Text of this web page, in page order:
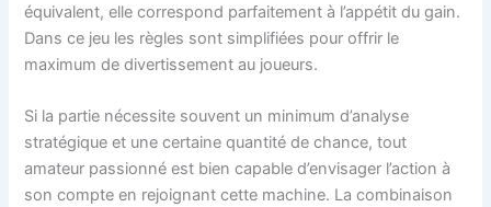
équivalent, elle correspond parfaitement à l’appétit du gain.
Dans ce jeu les règles sont simplifiées pour offrir le
maximum de divertissement au joueurs.
Si la partie nécessite souvent un minimum d’analyse
stratégique et une certaine quantité de chance, tout
amateur passionné est bien capable d’envisager l’action à
son compte en rejoignant cette machine. La combinaison